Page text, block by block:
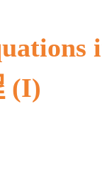
(I)